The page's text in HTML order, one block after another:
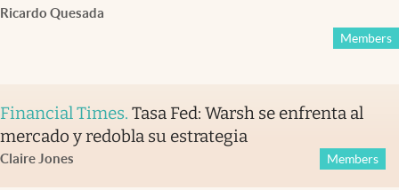
Ricardo Quesada
Members
Financial Times. Tasa Fed: Warsh se enfrenta al
mercado y redobla su estrategia
Claire Jones Members